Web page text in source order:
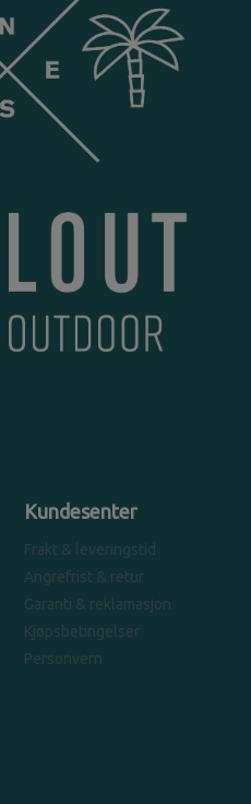
Kundesenter
Frakt & leveringstid
Angrefrist & retur
Garanti & reklamasjon
Kjøpsbetingelser
Personvern